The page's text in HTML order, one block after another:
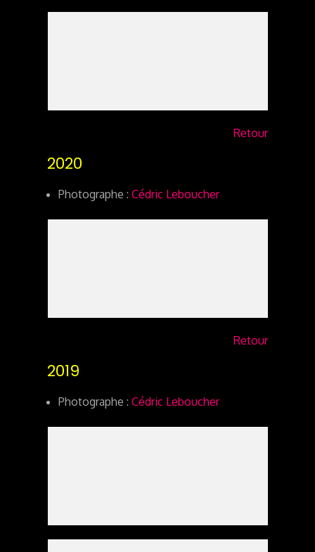
Retour
2020
Photographe :Cédric Leboucher
Retour
2019
Photographe :Cédric Leboucher